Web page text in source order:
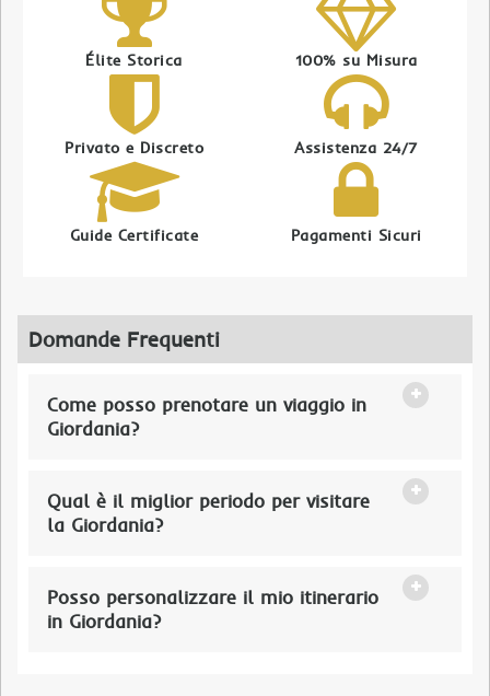
Élite Storica 100% su Misura
Privato e Discreto Assistenza 24/7
Guide Certificate Pagamenti Sicuri
Domande Frequenti
Come posso prenotare un viaggio in
Giordania?
Qual è il miglior periodo per visitare
la Giordania?
Posso personalizzare il mio itinerario
in Giordania?